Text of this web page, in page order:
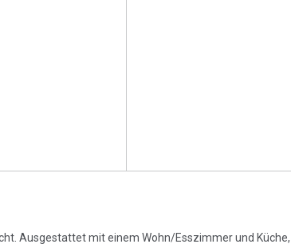
Ausgestattet mit einem Wohn/Esszimmer und